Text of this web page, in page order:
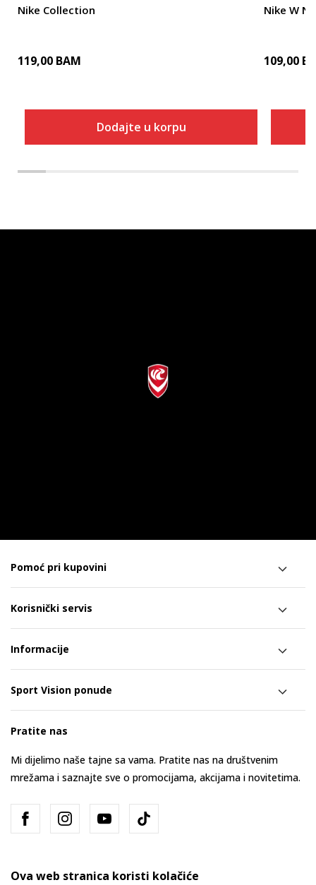
Nike Collection
119,00 BAM
Dodajte u korpu
Nike W
109,00
Pomoć pri kupovini
Korisnički servis
Informacije
Sport Vision ponude
Pratite nas
Mi dijelimo naše tajne sa vama. Pratite nas na društvenim
mrežama i saznajte sve o promocijama, akcijama i novitetima.
Ova web stranica koristi kolačiće